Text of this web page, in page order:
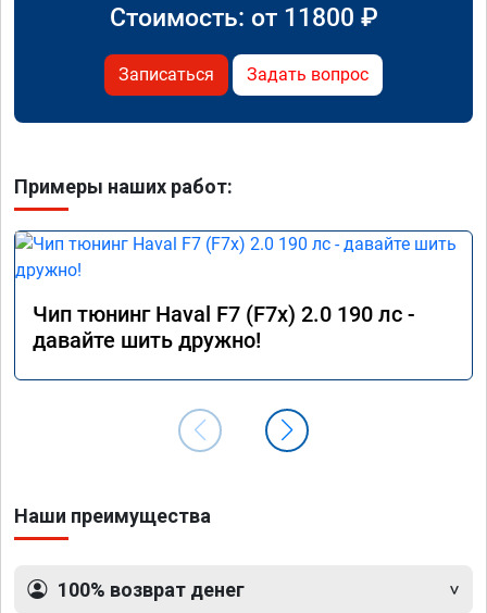
Стоимость: от 11800 ₽
Записаться Задать вопрос
Примеры наших работ:
Чип тюнинг Haval F7 (F7x) 2.0 190 лс -
давайте шить дружно!
Наши преимущества
100% возврат денег